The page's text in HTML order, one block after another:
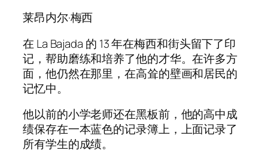
莱昂内尔·梅西
在 La Bajada 的 13 年在梅西和街头留下了印
记，帮助磨练和培养了他的才华。在许多方
面，他仍然在那里，在高耸的壁画和居民的
记忆中。
他以前的小学老师还在黑板前，他的高中成
绩保存在一本蓝色的记录簿上，上面记录了
所有学生的成绩。